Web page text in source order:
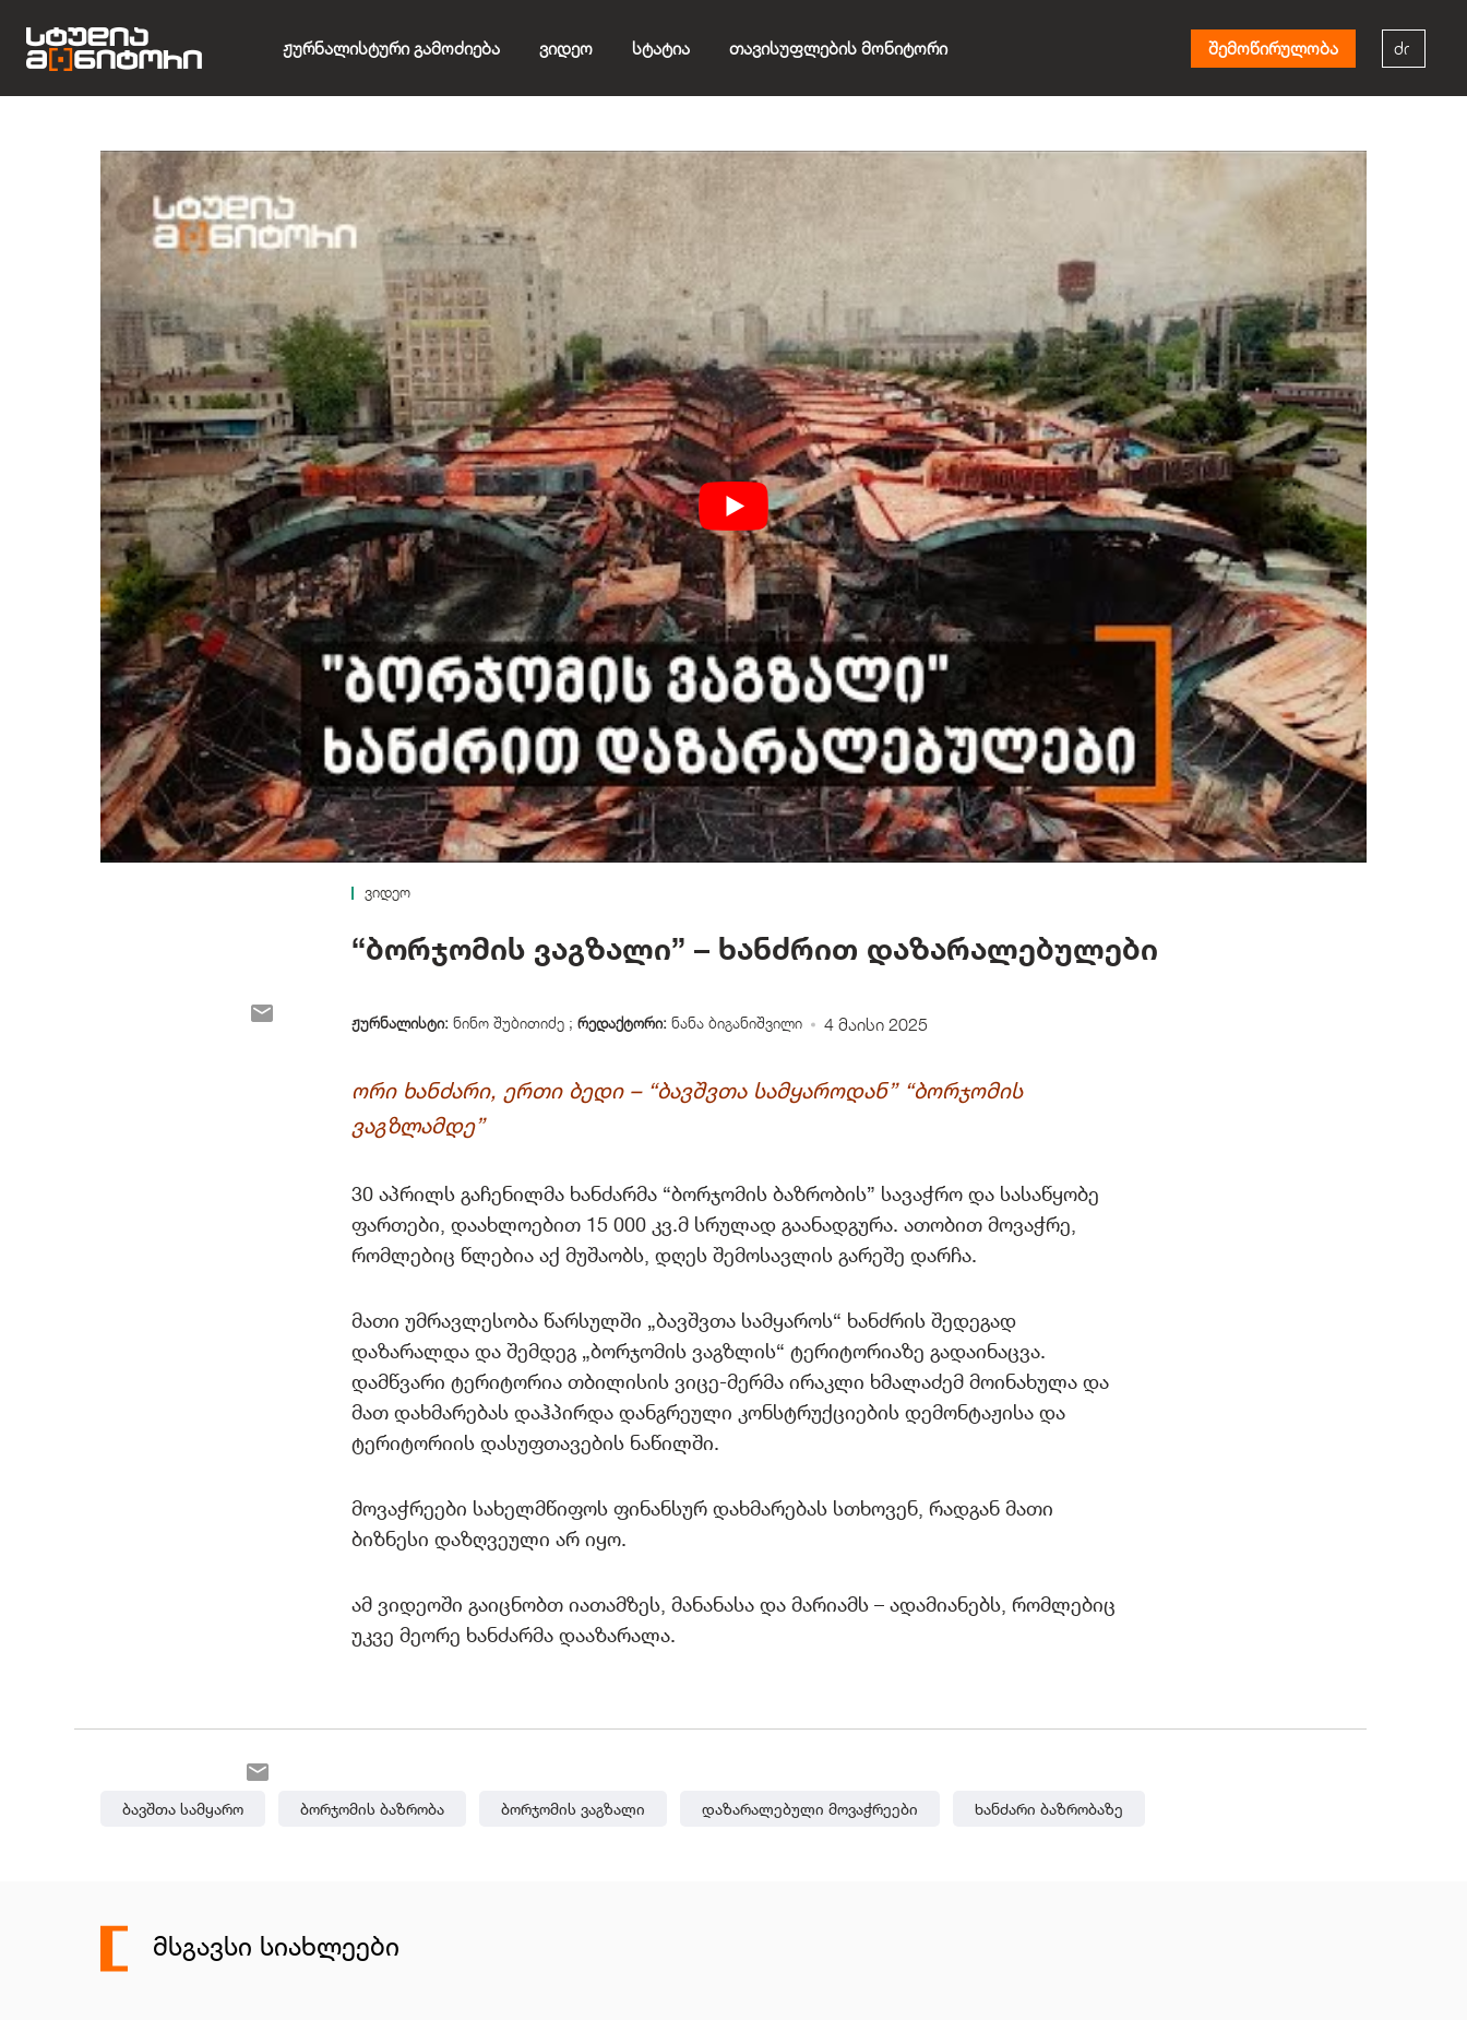
Ჟურნალისტური Გამოძიება Ვიდეო Სტატია Თავისუფლების Მონიტორი შემოწირულობა
ვიდეო
“ბორჯომის ვაგზალი” – ხანძრით დაზარალებულები
ჟურნალისტი: ნინო შუბითიძე ; რედაქტორი: ნანა ბიგანიშვილი 4 მაისი 2025
ორი ხანძარი, ერთი ბედი – “ბავშვთა სამყაროდან” “ბორჯომის
ვაგზლამდე”
30 აპრილს გაჩენილმა ხანძარმა “ბორჯომის ბაზრობის” სავაჭრო და სასაწყობე
ფართები, დაახლოებით 15 000 კვ.მ სრულად გაანადგურა. ათობით მოვაჭრე,
რომლებიც წლებია აქ მუშაობს, დღეს შემოსავლის გარეშე დარჩა.
მათი უმრავლესობა წარსულში „ბავშვთა სამყაროს“ ხანძრის შედეგად
დაზარალდა და შემდეგ „ბორჯომის ვაგზლის“ ტერიტორიაზე გადაინაცვა.
დამწვარი ტერიტორია თბილისის ვიცე-მერმა ირაკლი ხმალაძემ მოინახულა და
მათ დახმარებას დაჰპირდა დანგრეული კონსტრუქციების დემონტაჟისა და
ტერიტორიის დასუფთავების ნაწილში.
მოვაჭრეები სახელმწიფოს ფინანსურ დახმარებას სთხოვენ, რადგან მათი
ბიზნესი დაზღვეული არ იყო.
ამ ვიდეოში გაიცნობთ იათამზეს, მანანასა და მარიამს – ადამიანებს, რომლებიც
უკვე მეორე ხანძარმა დააზარალა.
Ბავშთა Სამყარო Ბორჯომის Ბაზრობა Ბორჯომის Ვაგზალი Დაზარალებული Მოვაჭრეები Ხანძარი Ბაზრობაზე
ᲛᲡᲒᲐᲕᲡᲘ ᲡᲘᲐᲮᲚᲔᲔᲑᲘ